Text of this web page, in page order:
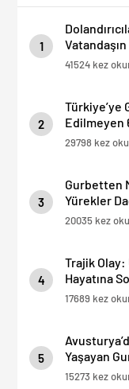
1
41524 kez
2
Türkiye’ye
Edilmeyen
29798 kez
3
Gurbetten
Yürekler
20035 kez
4
Trajik Olay:
Hayatına
17689 kez
5
Yaşayan
15273 kez